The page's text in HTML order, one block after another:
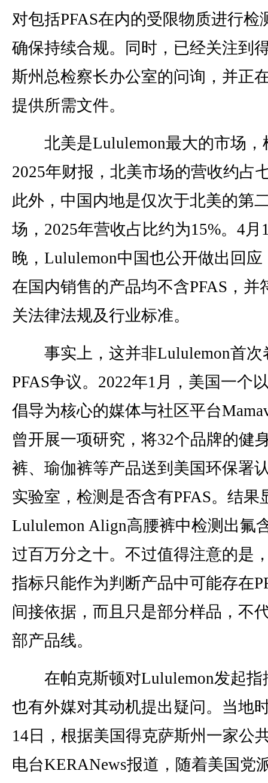
对包括PFAS在内的受限物质进行检
确保持续合规。同时，已经关注到
斯州总检察长办公室的问询，并正
提供所需文件。
北美是Lululemon最大的市场，
2025年财报，北美市场的营收约占
此外，中国内地是仅次于北美的第
场，2025年营收占比约为15%。4月
晚，Lululemon中国也公开做出回应
在国内销售的产品均不含PFAS，并
关法律法规及行业标准。
事实上，这并非Lululemon首次
PFAS争议。2022年1月，美国一个
倡导为核心的媒体与社区平台
曾开展一项研究，将32个品牌的健
裤、瑜伽裤等产品送到美国环保署
实验室，检测是否含有PFAS。结果
Lululemon Align高腰裤中检测出氟
过百万分之十。不过值得注意的是
指标只能作为判断产品中可能存在
间接依据，而且只是部分样品，不
部产品线。
在帕克斯顿对Lululemon发起指
也有外媒对其动机提出疑问。当地
14日，根据美国得克萨斯州一家公
电台KERANews报道，随着美国党